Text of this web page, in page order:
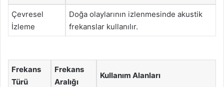
Çevresel
İzleme
Doğa olaylarının izlenmesinde akustik
frekanslar kullanılır.
Frekans
Türü
Frekans
Aralığı
Kullanım Alanları